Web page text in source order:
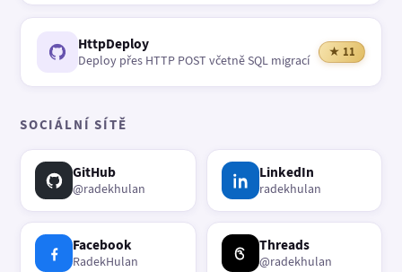
HttpDeploy
Deploy přes HTTP POST včetně SQL migrací
★ 11
SOCIÁLNÍ SÍTĚ
GitHub
@radekhulan
LinkedIn
radekhulan
Facebook
RadekHulan
Threads
@radekhulan